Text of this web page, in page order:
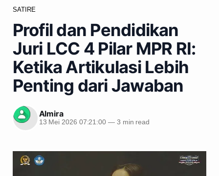
SATIRE
Profil dan Pendidikan
Juri LCC 4 Pilar MPR RI:
Ketika Artikulasi Lebih
Penting dari Jawaban
Almira
13 Mei 2026 07:21:00 —3 min read